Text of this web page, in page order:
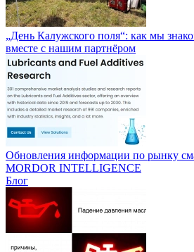
„День Калужского поля“: как мы
вместе с нашим партнёром
Обновления информации по рынку
MORDOR INTELLIGENCE
Блог